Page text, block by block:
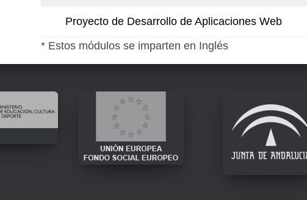
Proyecto de Desarrollo de Aplicaciones Web
* Estos módulos se imparten en Inglés